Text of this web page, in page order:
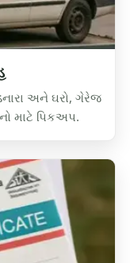
અને ઘરો, ગેરેજ
માટે પિકઅપ.